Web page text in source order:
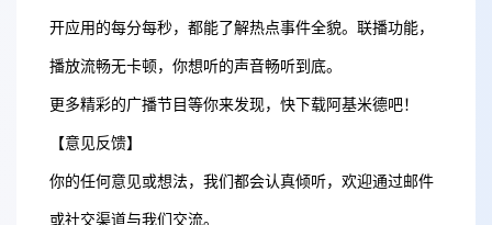
开应用的每分每秒，都能了解热点事件全貌。联播功能，
播放流畅无卡顿，你想听的声音畅听到底。
更多精彩的广播节目等你来发现，快下载阿基米德吧！
【意见反馈】
你的任何意见或想法，我们都会认真倾听，欢迎通过邮件
或社交渠道与我们交流。